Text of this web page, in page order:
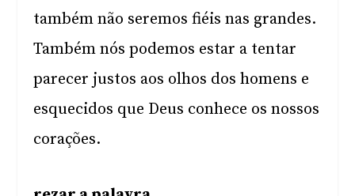
também não seremos fiéis nas grandes.
Também nós podemos estar a tentar
parecer justos aos olhos dos homens e
esquecidos que Deus conhece os nossos
corações.